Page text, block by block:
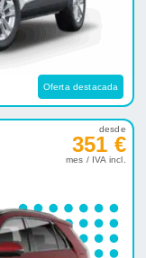
Oferta destacada
desde
351 €
mes / IVA incl.